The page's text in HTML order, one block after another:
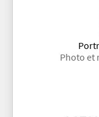
Photo et